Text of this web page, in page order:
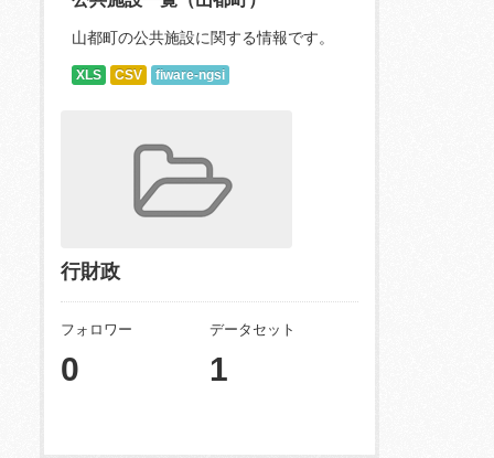
山都町の公共施設に関する情報です。
XLS CSV fiware-ngsi
行財政
フォロワー
0
データセット
1